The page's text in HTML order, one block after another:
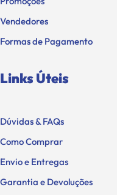
Vendedores
Formas de Pagamento
Links Úteis
Dúvidas & FAQs
Como Comprar
Envio e Entregas
Garantia e Devoluções